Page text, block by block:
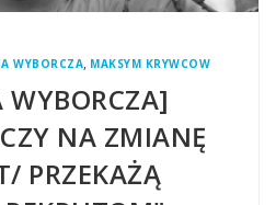
WYBORCZA, MAKSYM KRYWCOW
WYBORCZA]
NA ZMIANĘ
PRZEKAŻĄ